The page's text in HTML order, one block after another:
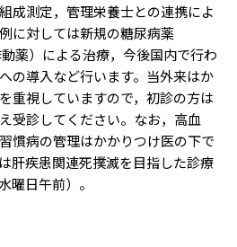
成測定，管理栄養士との連携によ
に対しては新規の糖尿病薬
動薬）による治療，今後国内で行わ
の導入など行います。当外来はか
重視していますので，初診の方は
受診してください。なお，高血
慣病の管理はかかりつけ医の下で
肝疾患関連死撲滅を目指した診療
曜日午前）。